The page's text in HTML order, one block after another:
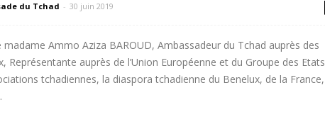
du Tchad - 30 juin 2019
madame Ammo Aziza BAROUD, Ambassadeur du Tchad auprès des
Représentante auprès de l’Union Européenne et du Groupe des Etats
tchadiennes, la diaspora tchadienne du Benelux, de la France,